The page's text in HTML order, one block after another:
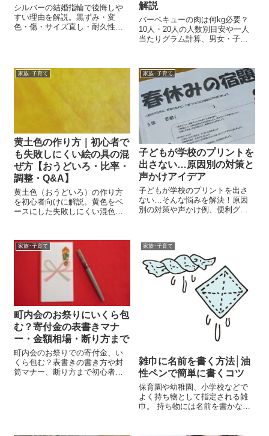
シルバーの結婚指輪で後悔しや
すい理由を解説。黒ずみ・変
色・傷・サイズ直し・耐久性な
解説
バーベキューの肉は何kg必要？
10人・20人の人数別目安や一人
当たりグラム計算、男女・子ど
説。
家族･子育て
黄土色の作り方｜初心者で
も失敗しにくい絵の具の混
ぜ方【おうどいろ・比率・
調整・Q&A】
黄土色（おうどいろ）の作り方
を初心者向けに解説。黄色をベ
ースにした失敗しにくい混色方
家族･子育て
子どもが学校のプリントを
出さない…原因別の対策と
声かけアイデア
子どもが学校のプリントを出さ
ない…そんな悩みを解決！原因
別の対策や声かけ例、便利グッ
家族･子育て
町内会のお祭りにいくら包
む？寄付金の表書きマナ
ー・金額相場・断り方まで
町内会のお祭りでの寄付金、い
くら包む？表書きの書き方や封
筒マナー、断り方まで初心者に
家族･子育て
雑巾に名前を書く方法│油
性ペンで簡単に書くコツ
保育園や幼稚園、小学校などで
よく持ち物として指定される雑
巾。 持ち物には名前を書かなけ